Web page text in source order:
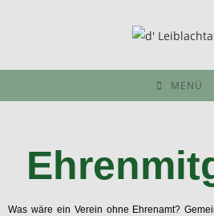
MENÜ
Was wäre ein Verein ohne Ehrenamt?